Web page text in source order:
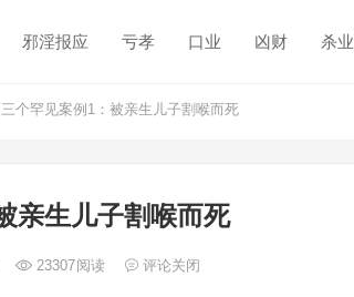
邪淫报应 亏孝 口业 凶财 杀业
个罕见案例1：被亲生儿子割喉而死
亲生儿子割喉而死
23307阅读 评论关闭